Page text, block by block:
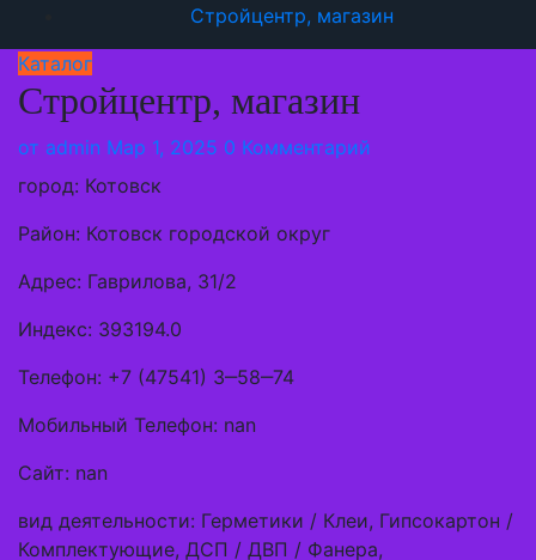
Стройцентр, магазин
Каталог
Стройцентр, магазин
от admin Мар 1, 2025 0 Комментарий
город: Котовск
Район: Котовск городской округ
Адрес: Гаврилова, 31/2
Индекс: 393194.0
Телефон: +7 (47541) 3‒58‒74
Мобильный Телефон: nan
Сайт: nan
вид деятельности: Герметики / Клеи, Гипсокартон /
Комплектующие, ДСП / ДВП / Фанера,